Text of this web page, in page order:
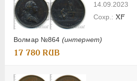
14.09.2023
Волмар №864 (интернет)
XF
17 780 RUB